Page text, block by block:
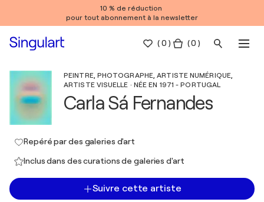
10 % de réduction
pour tout abonnement à la newsletter
(0 ) ( 0 )
PEINTRE, PHOTOGRAPHE, ARTISTE NUMÉRIQUE,
ARTISTE VISUELLE · NÉE EN 1971 - PORTUGAL
Carla Sá Fernandes
Repéré par des galeries d'art
Inclus dans des curations de galeries d'art
Suivre cette artiste